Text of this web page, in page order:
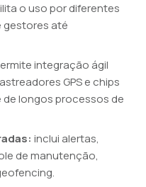
o uso por diferentes
gestores até
integração ágil
GPS e chips
de longos processos de
inclui alertas,
de manutenção,